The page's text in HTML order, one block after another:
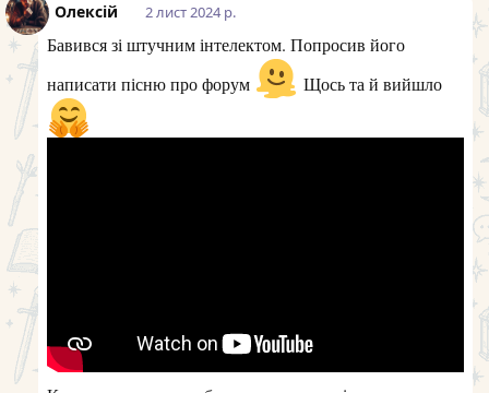
Олексій 2 лист 2024 р.
Бавився зі штучним інтелектом. Попросив його
написати пісню про форум
Щось та й вийшло